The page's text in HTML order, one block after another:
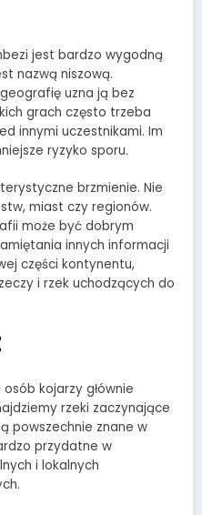
jest bardzo wygodną
nazwą niszową.
uzna ją bez
grach często trzeba
innymi uczestnikami. Im
ryzyko sporu.
brzmienie. Nie
miast czy regionów.
może być dobrym
innych informacji
części kontynentu,
i rzek uchodzących do
kojarzy głównie
rzeki zaczynające
powszechnie znane w
przydatne w
i lokalnych